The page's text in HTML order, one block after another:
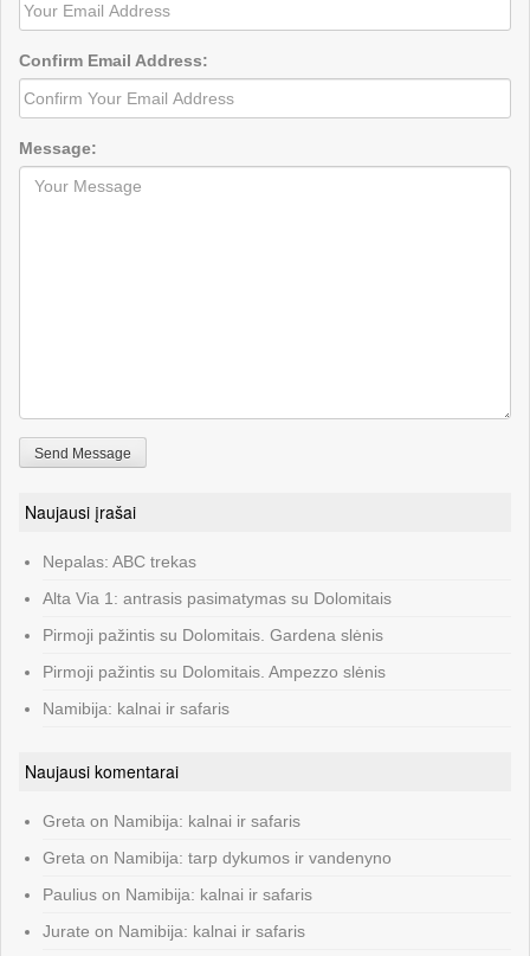
Confirm Email Address:
Message:
Naujausi įrašai
Nepalas: ABC trekas
Alta Via 1: antrasis pasimatymas su Dolomitais
Pirmoji pažintis su Dolomitais. Gardena slėnis
Pirmoji pažintis su Dolomitais. Ampezzo slėnis
Namibija: kalnai ir safaris
Naujausi komentarai
Greta on Namibija: kalnai ir safaris
Greta on Namibija: tarp dykumos ir vandenyno
Paulius on Namibija: kalnai ir safaris
Jurate on Namibija: kalnai ir safaris